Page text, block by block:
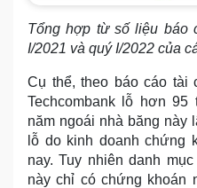
Tổng hợp từ số liệu báo
I/2021 và quý I/2022 của
Cụ thể, theo báo cáo tài
Techcombank lỗ hơn
năm ngoái nhà băng này
lỗ do kinh doanh chứng
nay. Tuy nhiên danh
này chỉ có chứng khoán